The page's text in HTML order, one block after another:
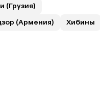
(Грузия)
(Армения)
Хибины